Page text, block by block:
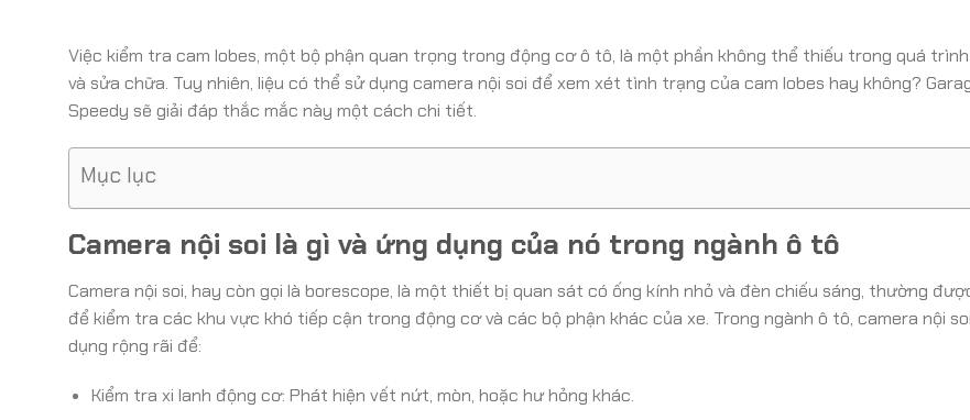
Việc kiểm tra cam lobes, một bộ phận quan trọng trong động cơ ô tô, là một phần không thể thiếu trong quá
và sửa chữa. Tuy nhiên, liệu có thể sử dụng camera nội soi để xem xét tình trạng của cam lobes hay không?
Speedy sẽ giải đáp thắc mắc này một cách chi tiết.
Mục lục
Camera nội soi là gì và ứng dụng của nó trong ngành ô tô
Camera nội soi, hay còn gọi là borescope, là một thiết bị quan sát có ống kính nhỏ và đèn chiếu sáng, thường
để kiểm tra các khu vực khó tiếp cận trong động cơ và các bộ phận khác của xe. Trong ngành ô tô, camera nội
dụng rộng rãi để:
Kiểm tra xi lanh động cơ: Phát hiện vết nứt, mòn, hoặc hư hỏng khác.